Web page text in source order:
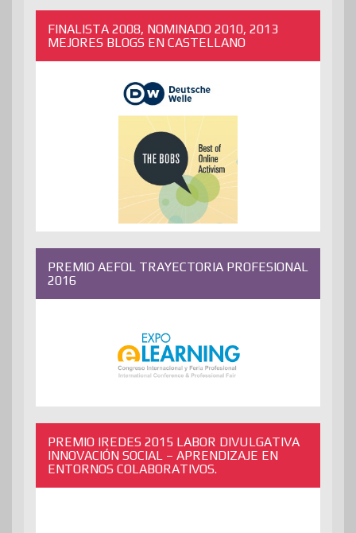
FINALISTA 2008, NOMINADO 2010, 2013
MEJORES BLOGS EN CASTELLANO
PREMIO AEFOL TRAYECTORIA PROFESIONAL
2016
PREMIO IREDES 2015 LABOR DIVULGATIVA
INNOVACIÓN SOCIAL – APRENDIZAJE EN
ENTORNOS COLABORATIVOS.